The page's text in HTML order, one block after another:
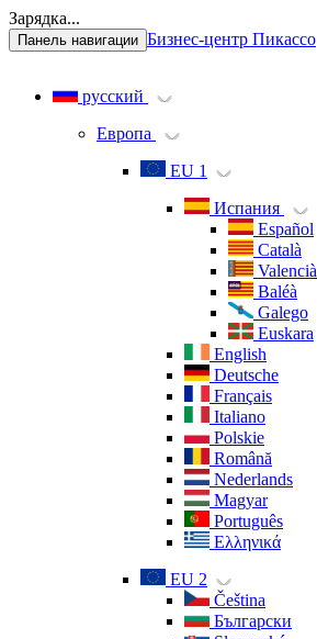
Зарядка...
Панель навигации Бизнес-центр Пикассо
русский
Европа
EU 1
Испания
Español
Català
Valencià
Baléà
Galego
Euskara
English
Deutsche
Français
Italiano
Polskie
Română
Nederlands
Magyar
Português
Ελληνικά
EU 2
Čeština
Български